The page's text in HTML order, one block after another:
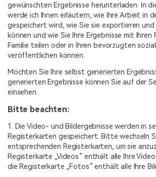
gewünschten Ergebnisse herunterladen. In
werde ich Ihnen erläutern, wie Ihre Arbeit in
gespeichert wird, wie Sie sie exportieren
können und wie Sie Ihre Ergebnisse mit Ihren
Familie teilen oder in Ihren bevorzugten
veröffentlichen können.
Möchten Sie Ihre selbst generierten
generierten Ergebnisse können Sie auf der
einsehen.
Bitte beachten:
1. Die Video- und Bildergebnisse werden in
Registerkarten gespeichert. Bitte wechseln
entsprechenden Registerkarten, um sie
Registerkarte „Videos“ enthält alle Ihre
die Registerkarte „Fotos“ enthält alle Ihre